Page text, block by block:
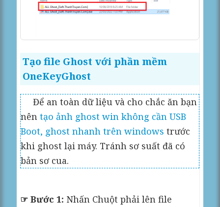
Tạo file Ghost với phần mềm
OneKeyGhost
Để an toàn dữ liệu và cho chắc ăn bạn
nêntạo ảnh ghost win không cần USB
Boot, ghost nhanh trên windows trước
khi ghost lại máy. Tránh sơ suất đã có
bản sơ cua.
☞ Bước 1: Nhấn Chuột phải lên file